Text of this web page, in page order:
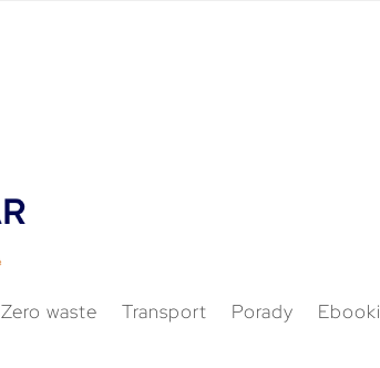
Zero waste Transport Porady Ebooki